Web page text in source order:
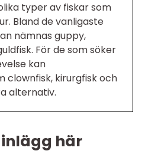
typer av fiskar som
Bland de vanligaste
nämnas guppy,
För de som söker
kan
clownfisk, kirurgfisk och
alternativ.
inlägg här